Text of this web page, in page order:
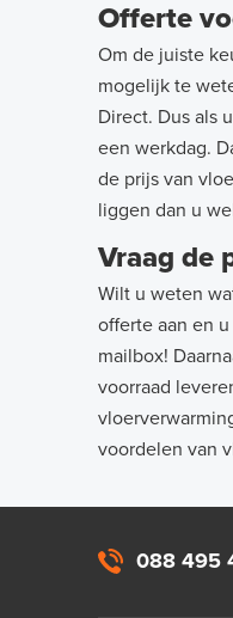
Offerte
Om de juiste
mogelijk te
Direct. Dus als
een werkdag.
de prijs van
liggen dan u
Vraag de
Wilt u weten
offerte aan en
mailbox!
voorraad
voordelen van
088 495